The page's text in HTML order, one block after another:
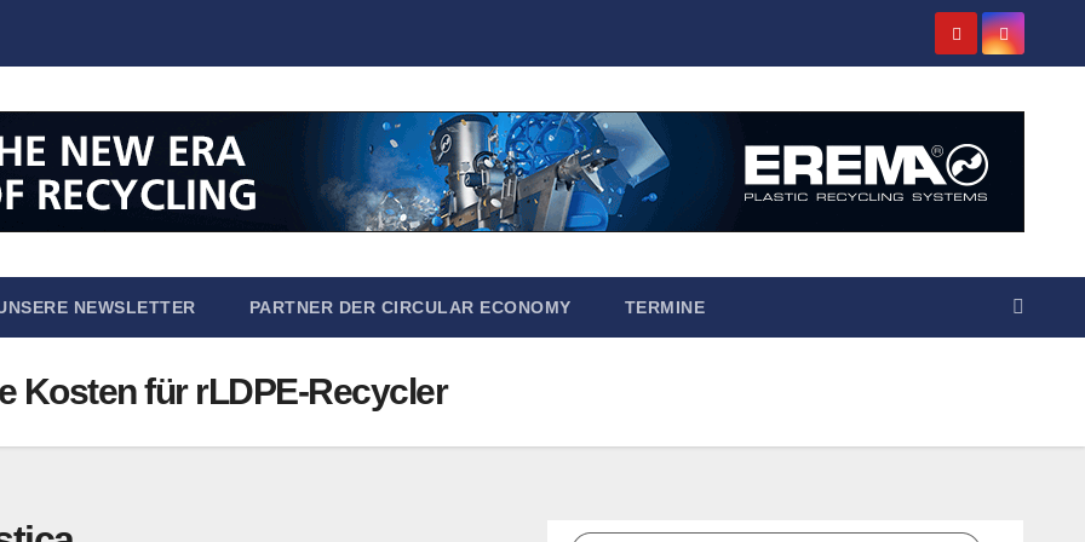
NEWSLETTER PARTNER DER CIRCULAR ECONOMY TERMINE
Kosten für rLDPE-Recycler